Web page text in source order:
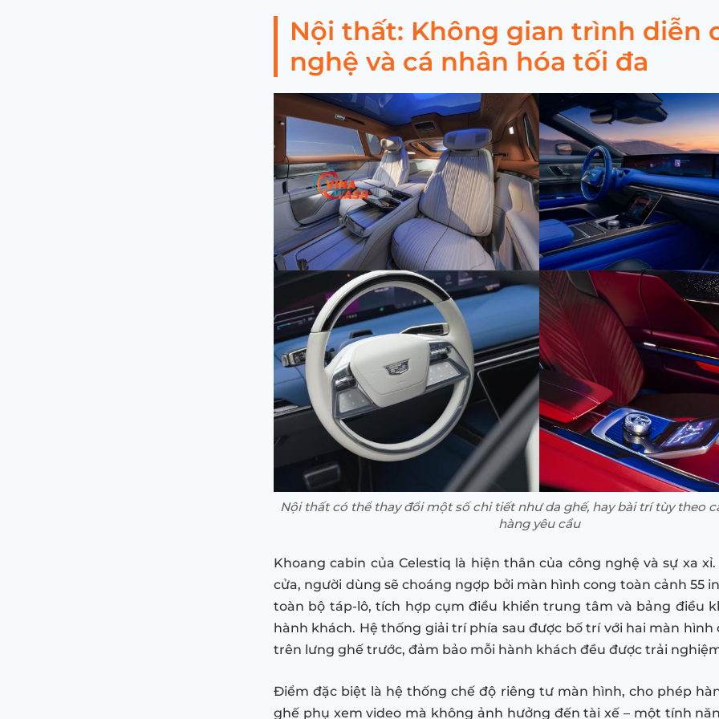
Nội thất: Không gian trình diễn
nghệ và cá nhân hóa tối đa
Nội thất có thể thay đổi một số chi tiết như da ghế, hay bài trí tùy theo
hàng yêu cầu
Khoang cabin của Celestiq là hiện thân của công nghệ và sự xa
cửa, người dùng sẽ choáng ngợp bởi màn hình cong toàn cảnh 55
toàn bộ táp-lô, tích hợp cụm điều khiển trung tâm và bảng điều
hành khách. Hệ thống giải trí phía sau được bố trí với hai màn hình
trên lưng ghế trước, đảm bảo mỗi hành khách đều được trải
Điểm đặc biệt là hệ thống chế độ riêng tư màn hình, cho phép
ghế phụ xem video mà không ảnh hưởng đến tài xế – một tính